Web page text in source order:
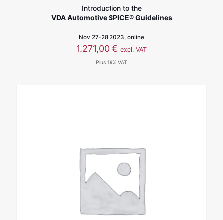
Introduction to the
VDA Automotive SPICE® Guidelines
Nov 27-28 2023, online
1.271,00 € excl. VAT
Plus 19% VAT